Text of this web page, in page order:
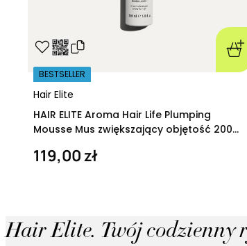
Hair Elite
BESTSELLER
HAIR ELITE Aroma Hair Life Plumping
Mousse Mus zwiększający objętość 200
119,00 zł
Hair Elite. Twój codzienny